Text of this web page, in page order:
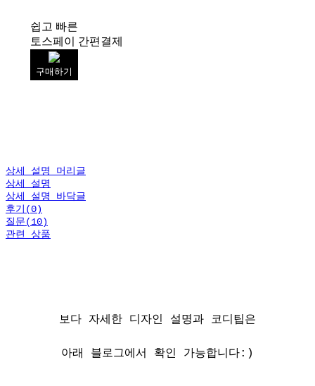
쉽고 빠른
토스페이 간편결제
구매하기
상세 설명 머리글
상세 설명
상세 설명 바닥글
후기(0)
질문(10)
관련 상품
보다 자세한 디자인 설명과 코디팁은
아래 블로그에서 확인 가능합니다:)